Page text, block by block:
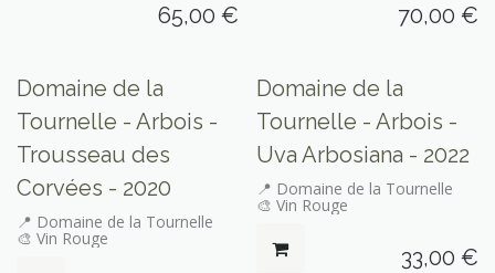
65,00 € 70,00 €
Domaine de la
Tournelle - Arbois -
Trousseau des
Corvées - 2020
📍 Domaine de la Tournelle
🎨 Vin Rouge
Domaine de la
Tournelle - Arbois -
Uva Arbosiana - 2022
📍 Domaine de la Tournelle
🎨 Vin Rouge
33,00 €